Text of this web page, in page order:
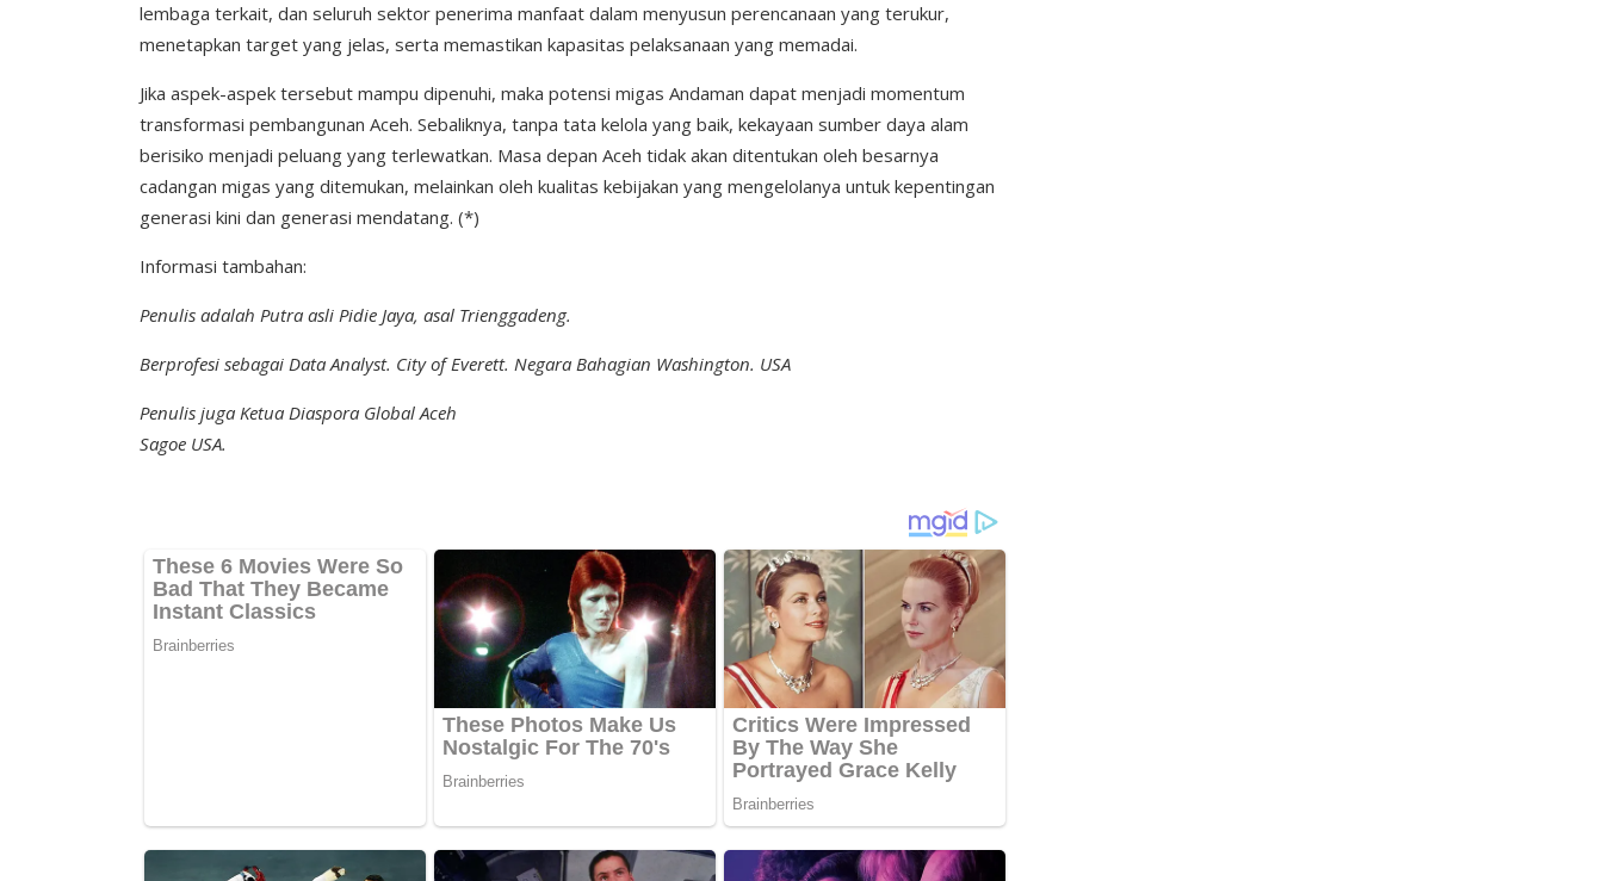
lembaga terkait, dan seluruh sektor penerima manfaat dalam menyusun perencanaan yang terukur,
menetapkan target yang jelas, serta memastikan kapasitas pelaksanaan yang memadai.
Jika aspek-aspek tersebut mampu dipenuhi, maka potensi migas Andaman dapat menjadi momentum
transformasi pembangunan Aceh. Sebaliknya, tanpa tata kelola yang baik, kekayaan sumber daya alam
berisiko menjadi peluang yang terlewatkan. Masa depan Aceh tidak akan ditentukan oleh besarnya
cadangan migas yang ditemukan, melainkan oleh kualitas kebijakan yang mengelolanya untuk kepentingan
generasi kini dan generasi mendatang. (*)
Informasi tambahan:
Penulis adalah Putra asli Pidie Jaya, asal Trienggadeng.
Berprofesi sebagai Data Analyst. City of Everett. Negara Bahagian Washington. USA
Penulis juga Ketua Diaspora Global Aceh
Sagoe USA.